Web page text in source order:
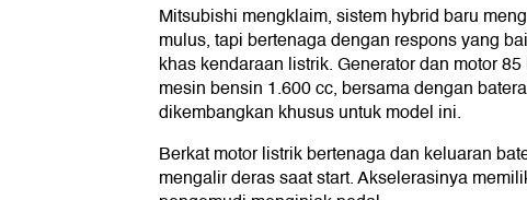
Mitsubishi mengklaim, sistem hybrid baru
mulus, tapi bertenaga dengan respons yang
khas kendaraan listrik. Generator dan motor
mesin bensin 1.600 cc, bersama dengan
dikembangkan khusus untuk model ini.
Berkat motor listrik bertenaga dan keluaran
mengalir deras saat start. Akselerasinya